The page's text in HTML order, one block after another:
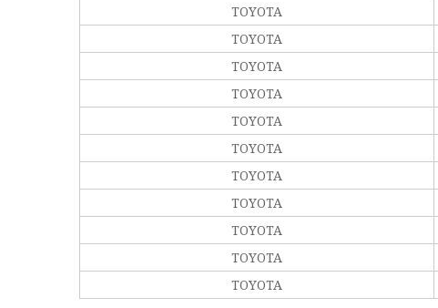
TOYOTA
TOYOTA
TOYOTA
TOYOTA
TOYOTA
TOYOTA
TOYOTA
TOYOTA
TOYOTA
TOYOTA
TOYOTA